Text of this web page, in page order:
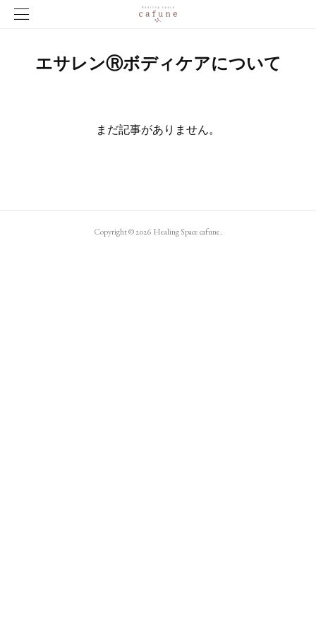
エサレンⓇボディケアについて
まだ記事がありません。
Copyright ©2026 Healing Space cafune.